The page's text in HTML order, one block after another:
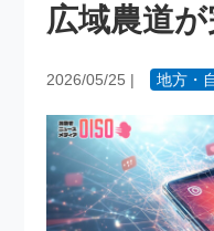
広域農道
2026/05/25 | 地方・